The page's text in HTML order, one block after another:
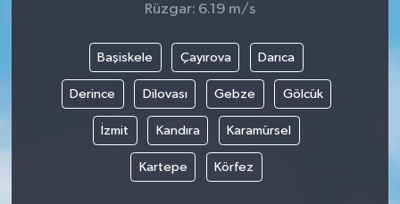
Rüzgar: 6.19 m/s
Başiskele Çayırova Darıca
Derince Dilovası Gebze Gölcük
İzmit Kandıra Karamürsel
Kartepe Körfez